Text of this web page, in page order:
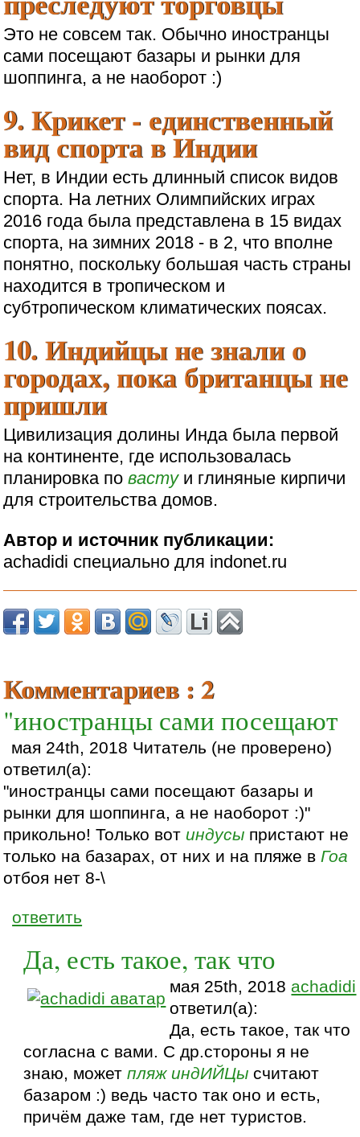
Это не совсем так. Обычно иностранцы
сами посещают базары и рынки для
шоппинга, а не наоборот :)
9. Крикет - единственный
вид спорта в Индии
Нет, в Индии есть длинный список видов
спорта. На летних Олимпийских играх
2016 года была представлена в 15 видах
спорта, на зимних 2018 - в 2, что вполне
понятно, поскольку большая часть страны
находится в тропическом и
субтропическом климатических поясах.
10. Индийцы не знали о
городах, пока британцы не
пришли
Цивилизация долины Инда была первой
на континенте, где использовалась
планировка повастуи глиняные кирпичи
для строительства домов.
Автор и источник публикации:
achadidi специально для indonet.ru
Комментариев : 2
"иностранцы сами посещают
мая 24th, 2018 Читатель (не проверено)
ответил(а):
"иностранцы сами посещают базары и
рынки для шоппинга, а не наоборот :)"
прикольно! Только вот индусы пристают не
только на базарах, от них и на пляже вГоа
отбоя нет 8-\
ответить
Да, есть такое, так что
мая 25th, 2018 achadidi
ответил(а):
Да, есть такое, так что
согласна с вами. С др.стороны я не
знаю, можетпляж индИЙЦы считают
базаром :) ведь часто так оно и есть,
причём даже там, где нет туристов.